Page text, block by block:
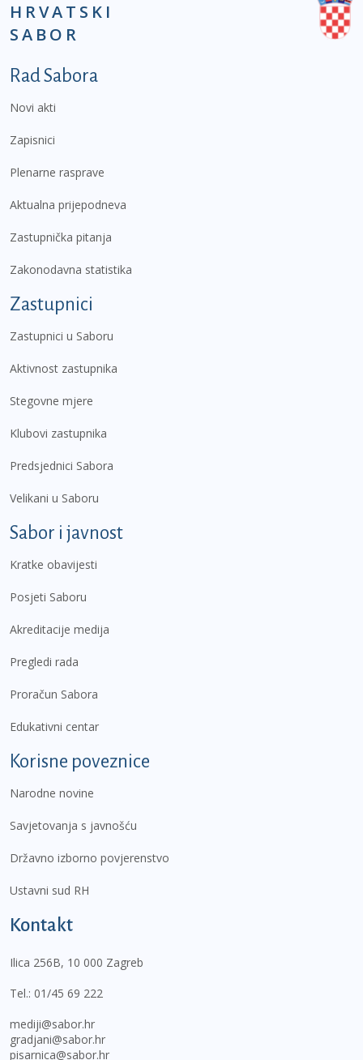
HRVATSKI
SABOR
Podnožje prvi izbornik
Rad Sabora
Novi akti
Zapisnici
Plenarne rasprave
Aktualna prijepodneva
Zastupnička pitanja
Zakonodavna statistika
Zastupnici
Zastupnici u Saboru
Aktivnost zastupnika
Stegovne mjere
Klubovi zastupnika
Predsjednici Sabora
Velikani u Saboru
Sabor i javnost
Kratke obavijesti
Posjeti Saboru
Akreditacije medija
Pregledi rada
Proračun Sabora
Edukativni centar
Korisne poveznice
Narodne novine
Savjetovanja s javnošću
Državno izborno povjerenstvo
Ustavni sud RH
Kontakt
Ilica 256B, 10 000 Zagreb
Tel.: 01/45 69 222
mediji@sabor.hr
gradjani@sabor.hr
pisarnica@sabor.hr